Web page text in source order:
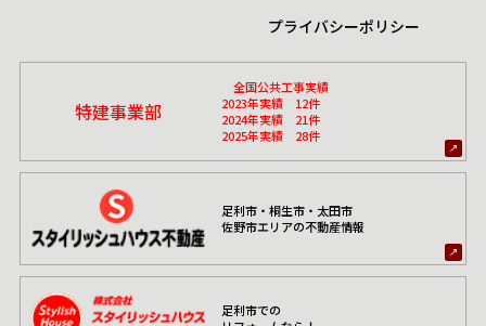
プライバシーポリシー
特建事業部
全国公共工事実績
2023年実績 12件
2024年実績 21件
2025年実績 28件
足利市・桐生市・太田市
佐野市エリアの不動産情報
足利市での